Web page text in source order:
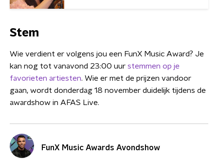
Stem
Wie verdient er volgens jou een FunX Music Award? Je
kan nog tot vanavond 23:00 uur stemmen op je
favorieten artiesten. Wie er met de prijzen vandoor
gaan, wordt donderdag 18 november duidelijk tijdens de
awardshow in AFAS Live.
FunX Music Awards Avondshow